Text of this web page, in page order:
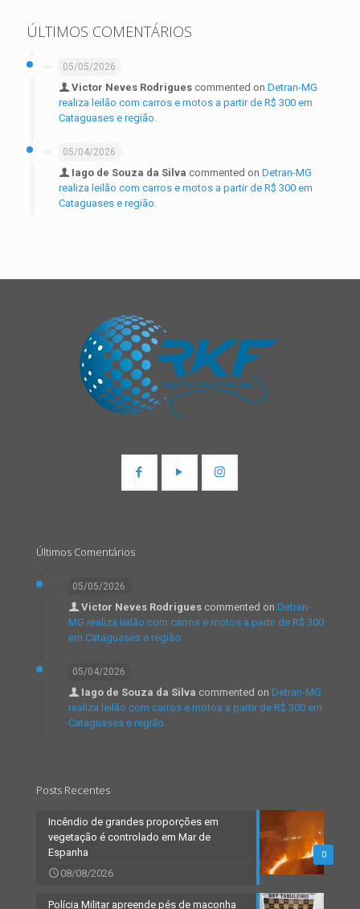
ÚLTIMOS COMENTÁRIOS
05/05/2026
Victor Neves Rodrigues commented on Detran-MG
realiza leilão com carros e motos a partir de R$ 300 em
Cataguases e região.
05/04/2026
Iago de Souza da Silva commented on Detran-MG
realiza leilão com carros e motos a partir de R$ 300 em
Cataguases e região.
Últimos Comentários
05/05/2026
Victor Neves Rodrigues commented on Detran-
MG realiza leilão com carros e motos a partir de R$ 300
em Cataguases e região.
05/04/2026
Iago de Souza da Silva commented on Detran-MG
realiza leilão com carros e motos a partir de R$ 300 em
Cataguases e região.
Posts Recentes
0
Incêndio de grandes proporções em
vegetação é controlado em Mar de
Espanha
08/08/2026
Polícia Militar apreende pés de maconha